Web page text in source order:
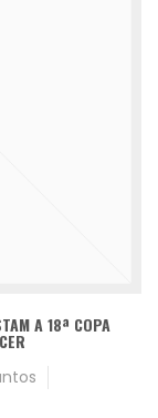
A 18ª COPA